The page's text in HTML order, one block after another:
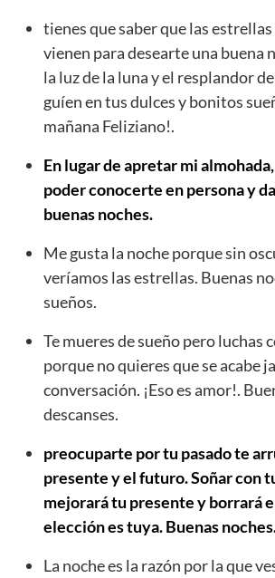
tienes que saber que las
vienen para desearte una buena
la luz de la luna y el resplandor
guíen en tus dulces y bonitos
mañana Feliziano!.
En lugar de apretar mi
poder conocerte en persona y
buenas noches.
Me gusta la noche porque sin
veríamos las estrellas. Buenas
sueños.
Te mueres de sueño pero luchas
porque no quieres que se acabe
conversación. ¡Eso es amor!.
descanses.
preocuparte por tu pasado te
presente y el futuro. Soñar con
mejorará tu presente y borrará
elección es tuya. Buenas
La noche es la razón por la que